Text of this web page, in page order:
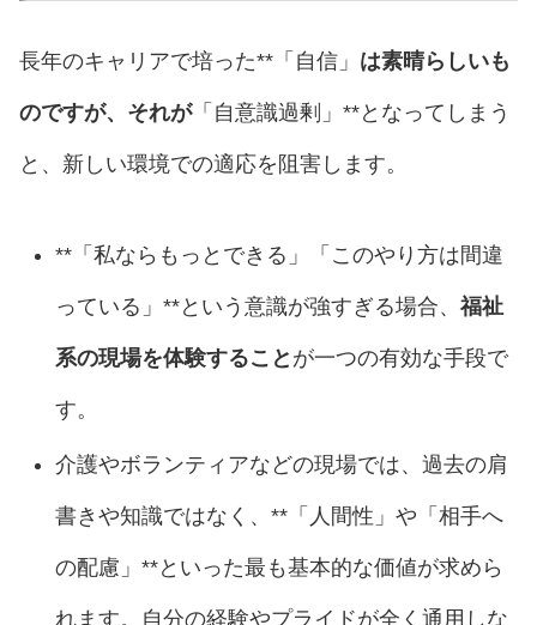
長年のキャリアで培った**「自信」 は素晴らしいも
のですが、それが「自意識過剰」**となってしまう
と、新しい環境での適応を阻害します。
**「私ならもっとできる」「このやり方は間違
っている」**という意識が強すぎる場合、 福祉
系の現場を体験すること が一つの有効な手段で
す。
介護やボランティアなどの現場では、過去の肩
書きや知識ではなく、**「人間性」や「相手へ
の配慮」**といった最も基本的な価値が求めら
れます。自分の経験やプライドが全く通用しな